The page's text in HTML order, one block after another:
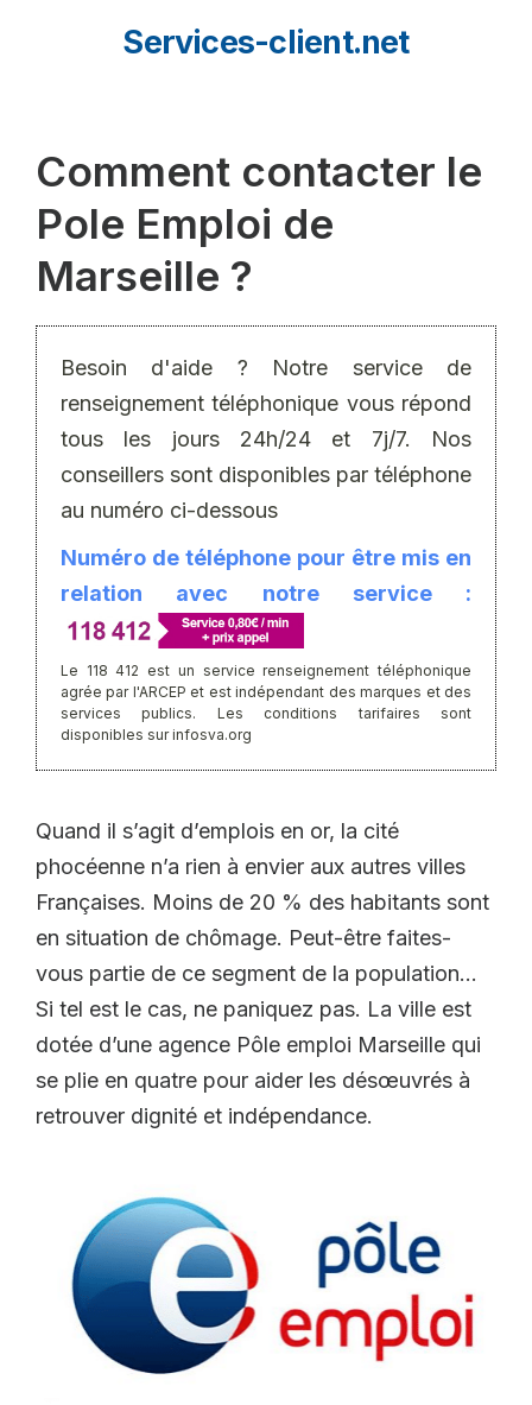
Services-client.net
Comment contacter le
Pole Emploi de
Marseille ?
Besoin d'aide ? Notre service de
renseignement téléphonique vous répond
tous les jours 24h/24 et 7j/7. Nos
conseillers sont disponibles par téléphone
au numéro ci-dessous
Numéro de téléphone pour être mis en
relation avec notre service :
Le 118 412 est un service renseignement téléphonique
agrée par l'ARCEP et est indépendant des marques et des
services publics. Les conditions tarifaires sont
disponibles sur infosva.org
Quand il s’agit d’emplois en or, la cité
phocéenne n’a rien à envier aux autres villes
Françaises. Moins de 20 % des habitants sont
en situation de chômage. Peut-être faites-
vous partie de ce segment de la population…
Si tel est le cas, ne paniquez pas. La ville est
dotée d’une agence Pôle emploi Marseille qui
se plie en quatre pour aider les désœuvrés à
retrouver dignité et indépendance.